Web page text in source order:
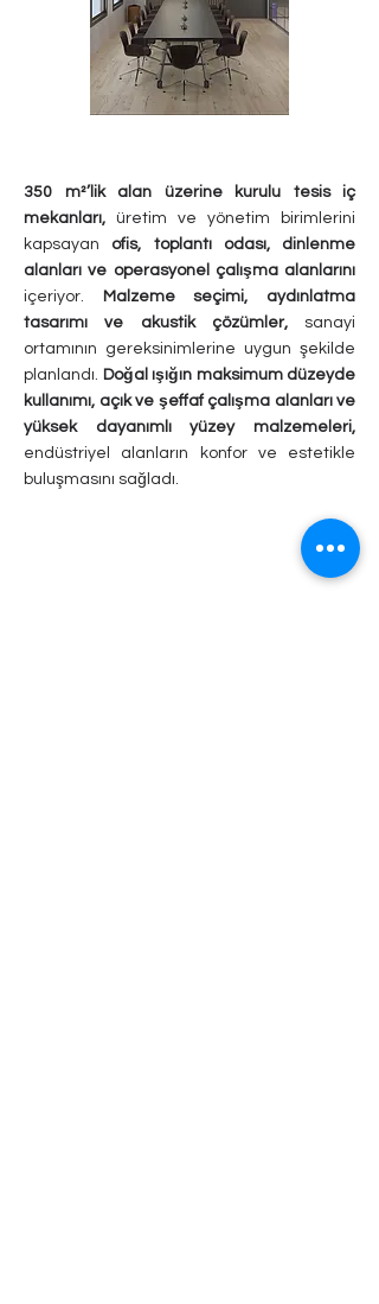
350 m²’lik alan üzerine kurulu tesis iç
mekanları, üretim ve yönetim birimlerini
kapsayan ofis, toplantı odası, dinlenme
alanları ve operasyonel çalışma alanlarını
içeriyor.
Malzeme seçimi, aydınlatma
tasarımı ve akustik çözümler,sanayi
ortamının gereksinimlerine uygun şekilde
planlandı. Doğal ışığın maksimum düzeyde
kullanımı, açık ve şeffaf çalışma alanları ve
yüksek dayanımlı yüzey malzemeleri,
endüstriyel alanların konfor ve estetikle
buluşmasını sağladı.